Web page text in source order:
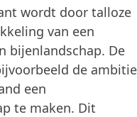
wordt door talloze
van een
bijenlandschap. De
de ambitie
een
te maken. Dit